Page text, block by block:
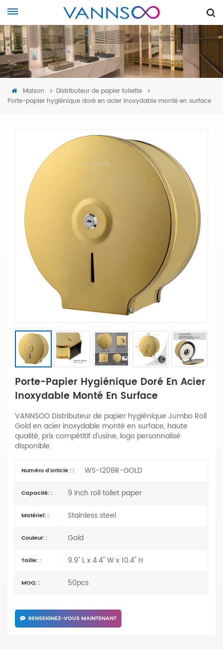
Maison
Distributeur de papier toilette
Porte-papier hygiénique doré en acier inoxydable monté en surface
Porte-Papier Hygiénique Doré En Acier
Inoxydable Monté En Surface
VANNSOO Distributeur de papier hygiénique Jumbo Roll
Gold en acier inoxydable monté en surface, haute
qualité, prix compétitif d'usine, logo personnalisé
disponible.
Numéro d'article : : WS-1208R-GOLD
Capacité: : 9 Inch roll toilet paper
Matériel: : Stainless steel
Couleur: : Gold
Taille: : 9.9" L x 4.4" W x 10.4" H
MOQ: : 50pcs
RENSEIGNEZ-VOUS MAINTENANT